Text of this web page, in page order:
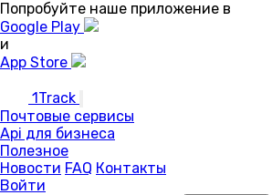
Попробуйте наше приложение в
Google Play
и
App Store
1Track
Почтовые сервисы
Api для бизнеса
Полезное
Новости FAQ Контакты
Войти